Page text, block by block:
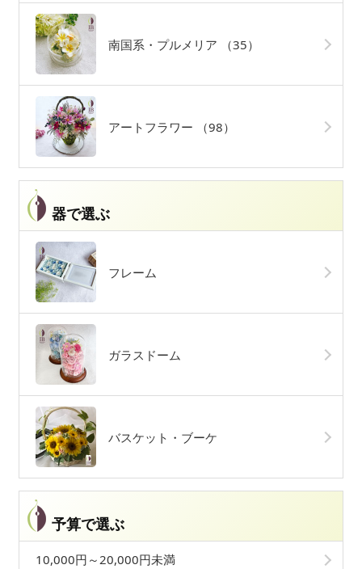
南国系・プルメリア （35）
アートフラワー （98）
器で選ぶ
フレーム
ガラスドーム
バスケット・ブーケ
予算で選ぶ
10,000円～20,000円未満